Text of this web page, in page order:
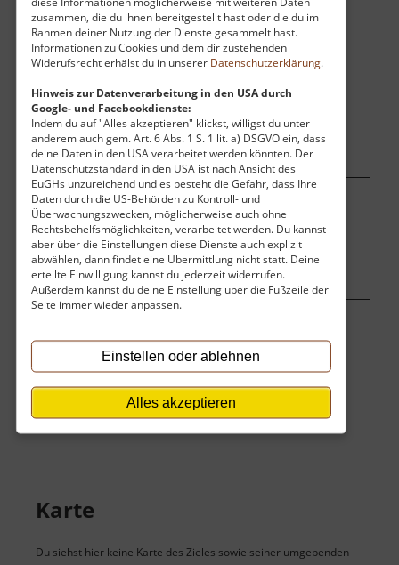
zusammen, die du ihnen bereitgestellt hast oder die du im
Rahmen deiner Nutzung der Dienste gesammelt hast.
Informationen zu Cookies und dem dir zustehenden
Widerufsrecht erhälst du in unserer Datenschutzerklärung.
Hinweis zur Datenverarbeitung in den USA durch
Google- und Facebookdienste:
Indem du auf "Alles akzeptieren" klickst, willigst du unter
anderem auch gem. Art. 6 Abs. 1 S. 1 lit. a) DSGVO ein, dass
deine Daten in den USA verarbeitet werden könnten. Der
Datenschutzstandard in den USA ist nach Ansicht des
EuGHs unzureichend und es besteht die Gefahr, dass Ihre
Daten durch die US-Behörden zu Kontroll- und
Überwachungszwecken, möglicherweise auch ohne
Rechtsbehelfsmöglichkeiten, verarbeitet werden. Du kannst
aber über die Einstellungen diese Dienste auch explizit
abwählen, dann findet eine Übermittlung nicht statt. Deine
erteilte Einwilligung kannst du jederzeit widerrufen.
Außerdem kannst du deine Einstellung über die Fußzeile der
Seite immer wieder anpassen.
Einstellen oder ablehnen
Alles akzeptieren
Um dieses Projekt zu finanzieren, wird
hier Werbung eingeblendet.Cookie-
Einstellungen ändern.
Eintritt
Karte
Du siehst hier keine Karte des Zieles sowie seiner umgebenden